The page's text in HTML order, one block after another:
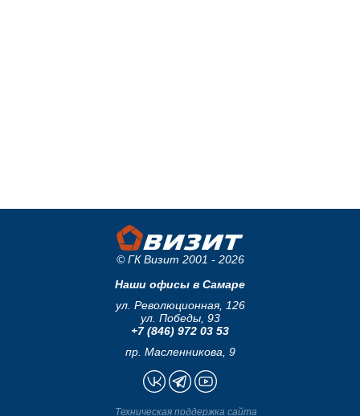
© ГК Визит 2001 - 2026
Наши офисы в Самаре
ул. Революционная, 126
ул. Победы, 93
+7 (846) 972 03 53
пр. Масленникова, 9
Техническая поддержка сайта